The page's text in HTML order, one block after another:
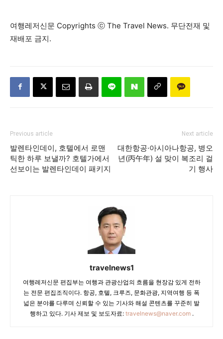
여행레저신문 Copyrights ⓒ The Travel News. 무단전재 및
재배포 금지.
Previous article
발렌타인데이, 호텔에서 로맨
틱한 하루 보낼까? 호텔가에서
선보이는 발렌타인데이 패키지
Next article
대한항공·아시아나항공, 병오
년(丙午年) 설 맞이 복조리 걸
기 행사
travelnews1
여행레저신문 편집부는 여행과 관광산업의 흐름을 현장감 있게 전하
는 전문 편집조직이다. 항공, 호텔, 크루즈, 문화관광, 지역여행 등 폭
넓은 분야를 다루며 신뢰할 수 있는 기사와 해설 콘텐츠를 꾸준히 발
행하고 있다. 기사 제보 및 보도자료: travelnews@naver.com.